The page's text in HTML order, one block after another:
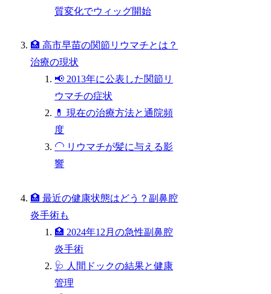
質変化でウィッグ開始
🏥 高市早苗の関節リウマチとは？
治療の現状
📢 2013年に公表した関節リ
ウマチの症状
💊 現在の治療方法と通院頻
度
🦲 リウマチが髪に与える影
響
🏥 最近の健康状態はどう？副鼻腔
炎手術も
🏥 2024年12月の急性副鼻腔
炎手術
🩺 人間ドックの結果と健康
管理